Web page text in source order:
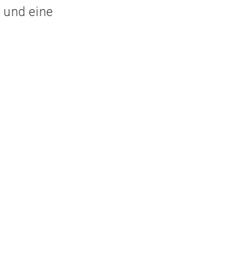
eine